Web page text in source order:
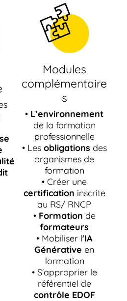
Modules
complémentaire
s
• L’environnement
de la formation
professionnelle
• Les obligations des
organismes de
formation
• Créer une
certification inscrite
au RS/ RNCP
• Formation de
formateurs
• Mobiliser l'IA
Générative en
formation
• S'approprier le
référentiel de
contrôle EDOF